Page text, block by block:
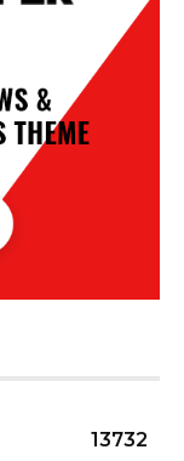
13732